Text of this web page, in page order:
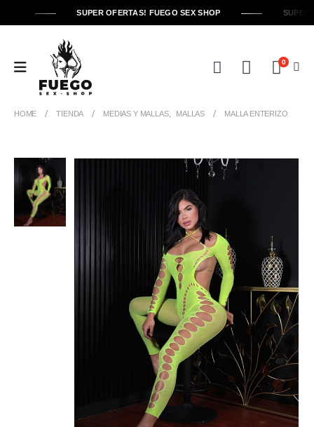
SUPER OFERTAS! FUEGO SEX SHOP SUPER
0
HOME TIENDA MEDIAS Y MALLAS, MALLAS MALLA ENTERIZO